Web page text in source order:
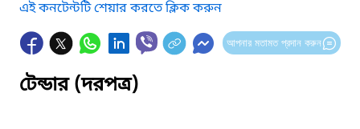
এই কনটেন্টটি শেয়ার করতে ক্লিক করুন
আপনার মতামত প্রদান করুন
টেন্ডার (দরপত্র)